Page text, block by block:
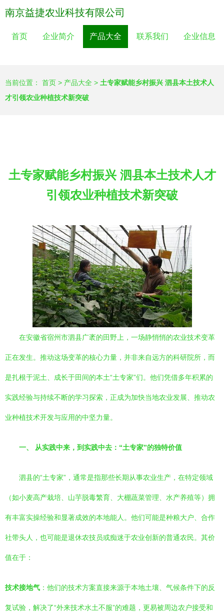
南京益捷农业科技有限公司
首页 企业简介 产品大全 联系我们 企业信息
当前位置： 首页 > 产品大全 > 土专家赋能乡村振兴 泗县本土技术人
才引领农业种植技术新突破
土专家赋能乡村振兴 泗县本土技术人才
引领农业种植技术新突破
在安徽省宿州市泗县广袤的田野上，一场静悄悄的农业技术变革
正在发生。推动这场变革的核心力量，并非来自远方的科研院所，而
是扎根于泥土、成长于田间的本土“土专家”们。他们凭借多年积累的
实践经验与持续不断的学习探索，正成为加快当地农业发展、推动农
业种植技术开发与应用的中坚力量。
一、 从实践中来，到实践中去：“土专家”的独特价值
泗县的“土专家”，通常是指那些长期从事农业生产，在特定领域
（如小麦高产栽培、山芋脱毒繁育、大棚蔬菜管理、水产养殖等）拥
有丰富实操经验和显著成效的本地能人。他们可能是种粮大户、合作
社带头人，也可能是退休农技员或痴迷于农业创新的普通农民。其价
值在于：
技术接地气 ：他们的技术方案直接来源于本地土壤、气候条件下的反
复试验，解决了“外来技术水土不服”的难题，更易被周边农户接受和